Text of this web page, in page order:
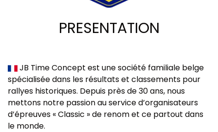
PRESENTATION
JB Time Concept est une société familiale belge
spécialisée dans les résultats et classements pour
rallyes historiques. Depuis près de 30 ans, nous
mettons notre passion au service d’organisateurs
d’épreuves « Classic » de renom et ce partout dans
le monde.